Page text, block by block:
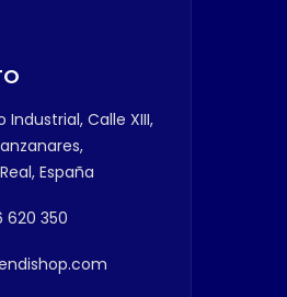
Industrial, Calle XIII,
España
620 350